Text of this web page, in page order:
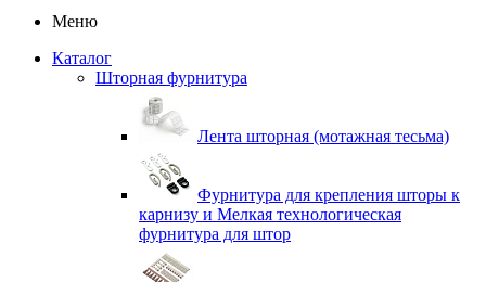
Меню
Каталог
Шторная фурнитура
Лента шторная (мотажная тесьма)
Фурнитура для крепления шторы к
карнизу и Мелкая технологическая
фурнитура для штор